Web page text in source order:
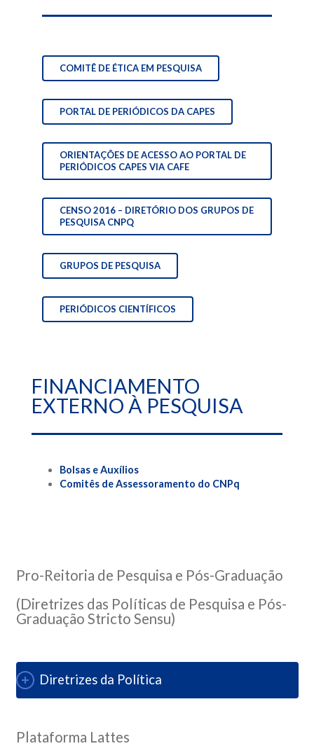
COMITÊ DE ÉTICA EM PESQUISA
PORTAL DE PERIÓDICOS DA CAPES
ORIENTAÇÕES DE ACESSO AO PORTAL DE
PERIÓDICOS CAPES VIA CAFE
CENSO 2016 – DIRETÓRIO DOS GRUPOS DE
PESQUISA CNPQ
GRUPOS DE PESQUISA
PERIÓDICOS CIENTÍFICOS
FINANCIAMENTO
EXTERNO À PESQUISA
Bolsas e Auxílios
Comitês de Assessoramento do CNPq
Pro-Reitoria de Pesquisa e Pós-Graduação
(Diretrizes das Políticas de Pesquisa e Pós-
Graduação Stricto Sensu)
Diretrizes da Política
Plataforma Lattes